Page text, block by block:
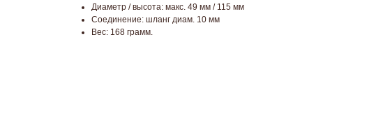
Диаметр / высота: макс. 49 мм / 115 мм
Соединение: шланг диам. 10 мм
Вес: 168 грамм.